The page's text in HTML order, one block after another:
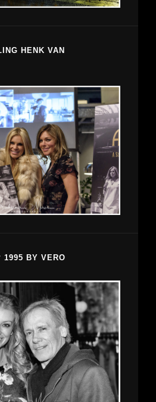
HENK VAN
1995 BY VERO